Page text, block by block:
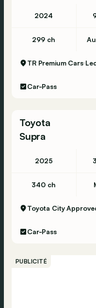
2024
299 ch
TR Premium Cars
Car-Pass
Toyota
Supra
2025
340 ch
Car-Pass
PUBLICITÉ